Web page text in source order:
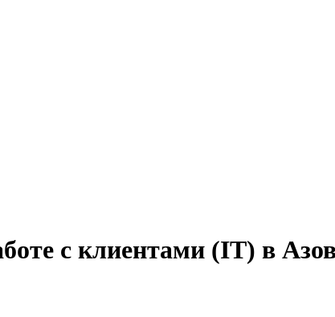
с клиентами (IT) в